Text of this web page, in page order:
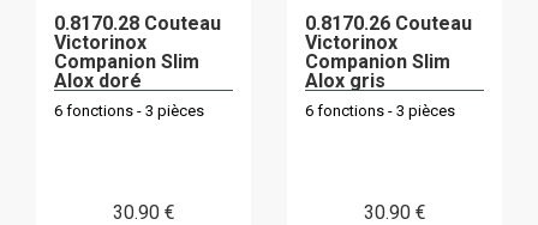
0.8170.28 Couteau
Victorinox
Companion Slim
Alox doré
6 fonctions - 3 pièces
30.90 €
0.8170.26 Couteau
Victorinox
Companion Slim
Alox gris
6 fonctions - 3 pièces
30.90 €